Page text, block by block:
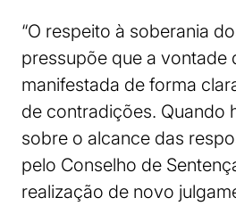
“O respeito à soberania
pressupõe que a vontade
manifestada de forma
de contradições. Quando
sobre o alcance das
pelo Conselho de
realização de novo